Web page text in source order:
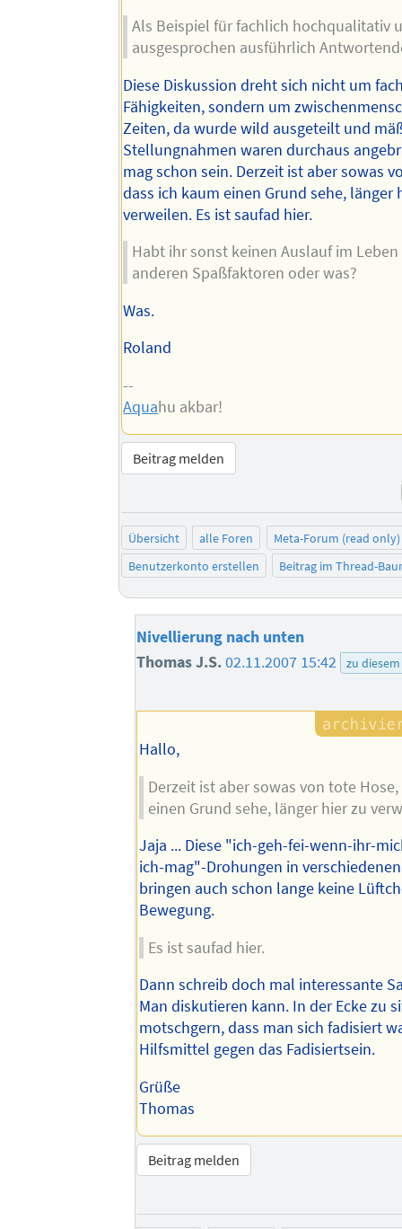
Als Beispiel für fachlich hochqualitativ
ausgesprochen ausführlich
Diese Diskussion dreht sich nicht um
Fähigkeiten, sondern um
Zeiten, da wurde wild ausgeteilt und
Stellungnahmen waren durchaus
mag schon sein. Derzeit ist aber sowas
dass ich kaum einen Grund sehe, länger
verweilen. Es ist saufad hier.
Habt ihr sonst keinen Auslauf im
anderen Spaßfaktoren oder was?
Was.
Roland
--
Aquahu akbar!
Beitrag melden
Übersicht alle Foren
Meta-Forum (read only)
Benutzerkonto erstellen
Beitrag im Thread-
Nivellierung nach unten
Thomas J.S.02.11.2007 15:42 zu
Hallo,
Derzeit ist aber sowas von tote
einen Grund sehe, länger hier zu
Jaja ... Diese "ich-geh-fei-wenn-ihr-
ich-mag"-Drohungen in
bringen auch schon lange keine
Bewegung.
Es ist saufad hier.
Dann schreib doch mal interessante
Man diskutieren kann. In der Ecke zu
motschgern, dass man sich fadisiert
Hilfsmittel gegen das Fadisiertsein.
Grüße
Thomas
Beitrag melden